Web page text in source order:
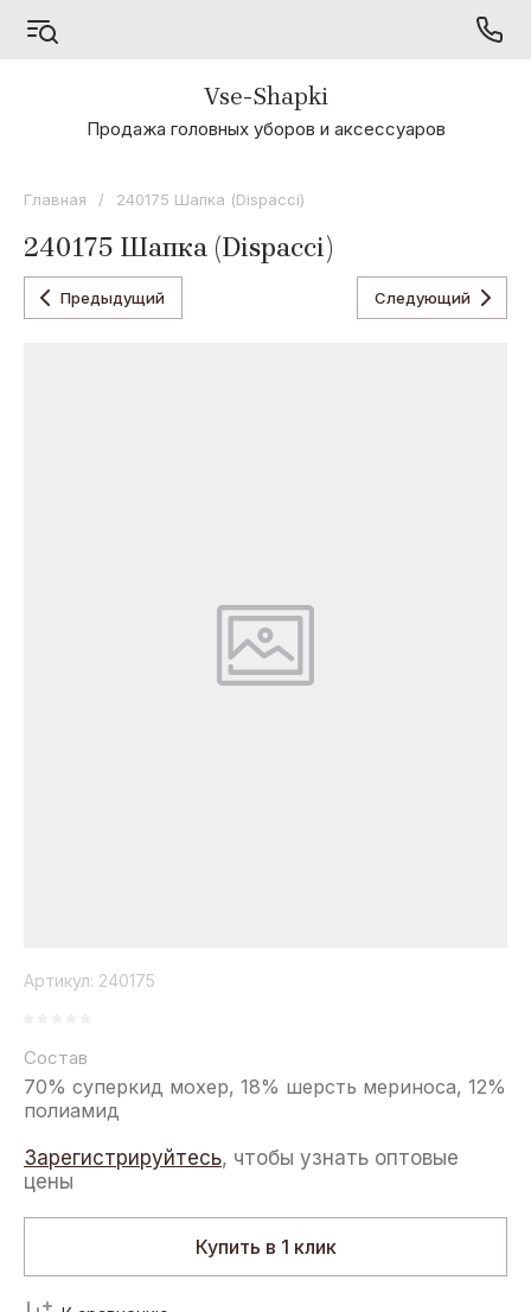
А - Я
Odyssey
Коллекция
Oxygon
Коллекция
Flamenco
Vse-Shapki
Продажа головных уборов и аксессуаров
Главная / 240175 Шапка (Dispacci)
240175 Шапка (Dispacci)
Предыдущий Следующий
Артикул: 240175
Состав
70% суперкид мохер, 18% шерсть мериноса, 12%
полиамид
Зарегистрируйтесь, чтобы узнать оптовые
цены
Купить в 1 клик